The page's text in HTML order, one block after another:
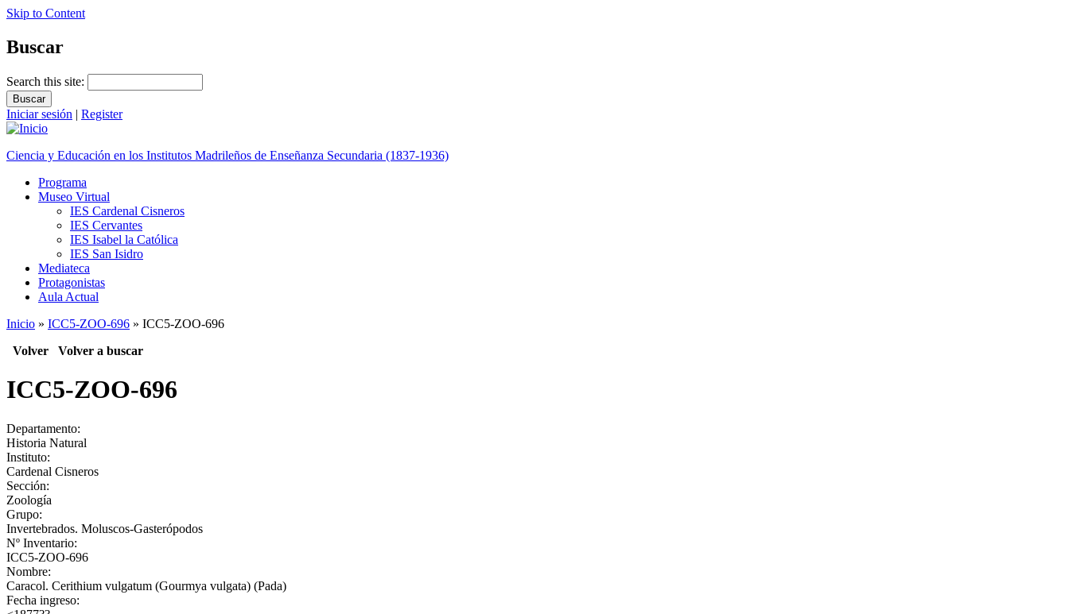
Skip to Content
Buscar
Search this site:
Iniciar sesión | Register
Ciencia y Educación en los Institutos Madrileños de Enseñanza Secundaria (1837-1936)
Programa
Museo Virtual
IES Cardenal Cisneros
IES Cervantes
IES Isabel la Católica
IES San Isidro
Mediateca
Protagonistas
Aula Actual
Inicio » ICC5-ZOO-696 » ICC5-ZOO-696
Volver Volver a buscar
ICC5-ZOO-696
Departamento:
Historia Natural
Instituto:
Cardenal Cisneros
Sección:
Zoología
Grupo:
Invertebrados. Moluscos-Gasterópodos
Nº Inventario:
ICC5-ZOO-696
Nombre:
Caracol. Cerithium vulgatum (Gourmya vulgata) (Pada)
Fecha ingreso: